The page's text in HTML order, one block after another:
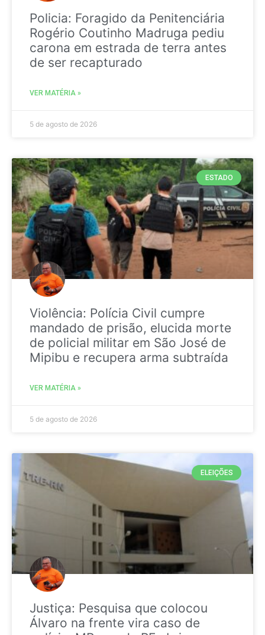
Policia: Foragido da Penitenciária
Rogério Coutinho Madruga pediu
carona em estrada de terra antes
de ser recapturado
VER MATÉRIA »
5 de agosto de 2026
ESTADO
Violência: Polícia Civil cumpre
mandado de prisão, elucida morte
de policial militar em São José de
Mipibu e recupera arma subtraída
VER MATÉRIA »
5 de agosto de 2026
ELEIÇÕES
Justiça: Pesquisa que colocou
Álvaro na frente vira caso de